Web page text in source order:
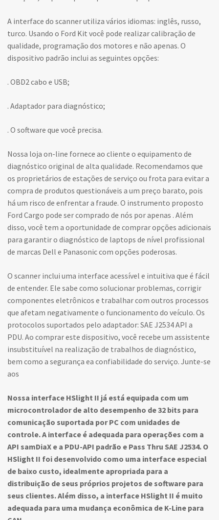
A interface do scanner utiliza vários idiomas: inglês, russo,
turco. Usando o Ford Kit você pode realizar calibração de
qualidade, programação dos motores e não apenas. O
dispositivo padrão inclui as seguintes opções:
. OBD2 cabo e USB;
. Adaptador para diagnóstico;
. O software que você precisa.
Nossa loja on-line fornece ao cliente o equipamento de
diagnóstico original de alta qualidade. Recomendamos que
os proprietários de estações de serviço ou frota para evitar a
compra de produtos questionáveis a um preço barato, pois
há um risco de enfrentar a fraude. O instrumento proposto
Ford Cargo pode ser comprado de nós por apenas . Além
disso, você tem a oportunidade de comprar opções adicionais
para garantir o diagnóstico de laptops de nível profissional
de marcas Dell e Panasonic com opções poderosas.
O scanner inclui uma interface acessível e intuitiva que é fácil
de entender. Ele sabe como solucionar problemas, corrigir
componentes eletrônicos e trabalhar com outros processos
que afetam negativamente o funcionamento do veículo. Os
protocolos suportados pelo adaptador: SAE J2534 API a
PDU. Ao comprar este dispositivo, você recebe um assistente
insubstituível na realização de trabalhos de diagnóstico,
bem como a segurança ea confiabilidade do serviço. Junte-se
aos
Nossa interface HSlight II já está equipada com um
microcontrolador de alto desempenho de 32 bits para
comunicação suportada por PC com unidades de
controle. A interface é adequada para operações com a
API samDiaX e a PDU-API padrão e Pass Thru SAE J2534. O
HSlight II foi desenvolvido como uma interface especial
de baixo custo, idealmente apropriada para a
distribuição de seus próprios projetos de software para
seus clientes. Além disso, a interface HSlight II é muito
adequada para uma mudança econômica de K-Line para